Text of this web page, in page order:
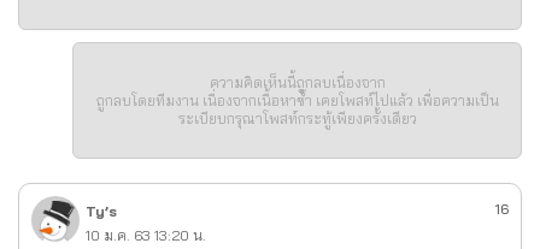
ความคิดเห็นนี้ถูกลบเนื่องจาก
ถูกลบโดยทีมงาน เนื่องจากเนื้อหาซ้ำ เคยโพสท์ไปแล้ว เพื่อความเป็น
ระเบียบกรุณาโพสท์กระทู้เพียงครั้งเดียว
Ty’s
10 ม.ค. 63 13:20 น.
16